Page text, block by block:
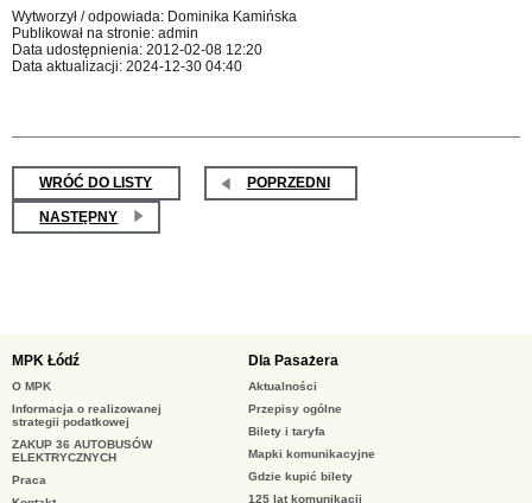
Wytworzył / odpowiada: Dominika Kamińska
Publikował na stronie: admin
Data udostępnienia: 2012-02-08 12:20
Data aktualizacji: 2024-12-30 04:40
WRÓĆ DO LISTY POPRZEDNI
NASTĘPNY
MPK Łódź
O MPK
Informacja o realizowanej
strategii podatkowej
ZAKUP 36 AUTOBUSÓW
ELEKTRYCZNYCH
Praca
Dla Pasażera
Aktualności
Przepisy ogólne
Bilety i taryfa
Mapki komunikacyjne
Gdzie kupić bilety
125 lat komunikacji